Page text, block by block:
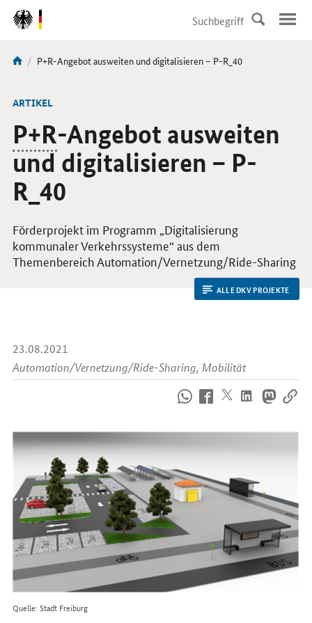
DirektZu:
Navigation
Sie
hier:
Aktuelle
P+R-Angebot ausweiten und digitalisieren – P-R_40
ARTIKEL
P+R-Angebot ausweiten
und digitalisieren – P-
R_40
Förderprojekt im Programm „Digitalisierung
kommunaler Verkehrssysteme“ aus dem
Themenbereich Automation/Vernetzung/Ride-Sharing
ALLE DKV PROJEKTE
23.08.2021
Automation/Vernetzung/Ride-Sharing, Mobilität
uns
im
Quelle: Stadt Freiburg